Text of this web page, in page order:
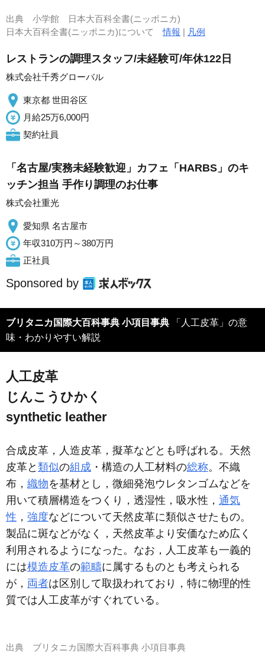
出典 小学館 日本大百科全書(ニッポニカ)
日本大百科全書(ニッポニカ)について情報 | 凡例
レストランの調理スタッフ/未経験可/年休122日
株式会社千秀グローバル
東京都 世田谷区
月給25万6,000円
契約社員
「名古屋/実務未経験歓迎」カフェ「HARBS」のキ
ッチン担当 手作り調理のお仕事
株式会社重光
愛知県 名古屋市
年収310万円～380万円
正社員
Sponsored by
ブリタニカ国際大百科事典 小項目事典 「人工皮革」の意
味・わかりやすい解説
人工皮革
じんこうひかく
synthetic leather
合成皮革，人造皮革，擬革などとも呼ばれる。天然
皮革と 類似の組成 ・構造の人工材料の総称。不織
布， 織物を基材とし，微細発泡ウレタンゴムなどを
用いて積層構造をつくり，透湿性，吸水性， 通気
性 ， 強度などについて天然皮革に類似させたもの。
製品に斑などがなく，天然皮革より安価なため広く
利用されるようになった。なお，人工皮革も一義的
には模造皮革の範疇に属するものとも考えられる
が， 両者は区別して取扱われており，特に物理的性
質では人工皮革がすぐれている。
出典 ブリタニカ国際大百科事典 小項目事典